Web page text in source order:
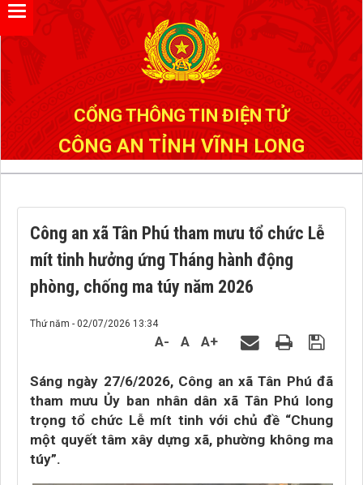
CỔNG THÔNG TIN ĐIỆN TỬ
CÔNG AN TỈNH VĨNH LONG
Công an xã Tân Phú tham mưu tổ chức Lễ
mít tinh hưởng ứng Tháng hành động
phòng, chống ma túy năm 2026
Thứ năm - 02/07/2026 13:34
A- A A+
Sáng ngày 27/6/2026, Công an xã Tân Phú đã
tham mưu Ủy ban nhân dân xã Tân Phú long
trọng tổ chức Lễ mít tinh với chủ đề “Chung
một quyết tâm xây dựng xã, phường không ma
túy”.